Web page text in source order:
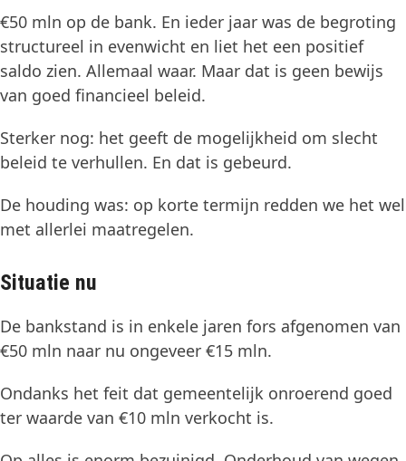
€50 mln op de bank. En ieder jaar was de begroting
structureel in evenwicht en liet het een positief
saldo zien. Allemaal waar. Maar dat is geen bewijs
van goed financieel beleid.
Sterker nog: het geeft de mogelijkheid om slecht
beleid te verhullen. En dat is gebeurd.
De houding was: op korte termijn redden we het wel
met allerlei maatregelen.
Situatie nu
De bankstand is in enkele jaren fors afgenomen van
€50 mln naar nu ongeveer €15 mln.
Ondanks het feit dat gemeentelijk onroerend goed
ter waarde van €10 mln verkocht is.